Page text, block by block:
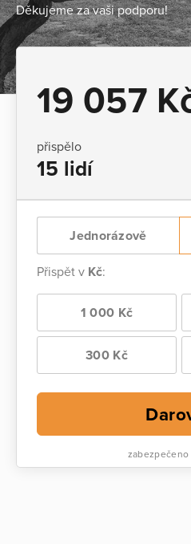
Děkujeme za vaši podporu!
19 057
přispělo
15 lidí
Jednorázově
Přispět v Kč:
1 000 Kč
300 Kč
zabezpečeno